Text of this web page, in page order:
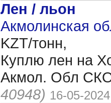
Лен / льон
Акмолинская
KZT/тонн,
Куплю лен на
Акмол. Обл
40948) 16-05-2024